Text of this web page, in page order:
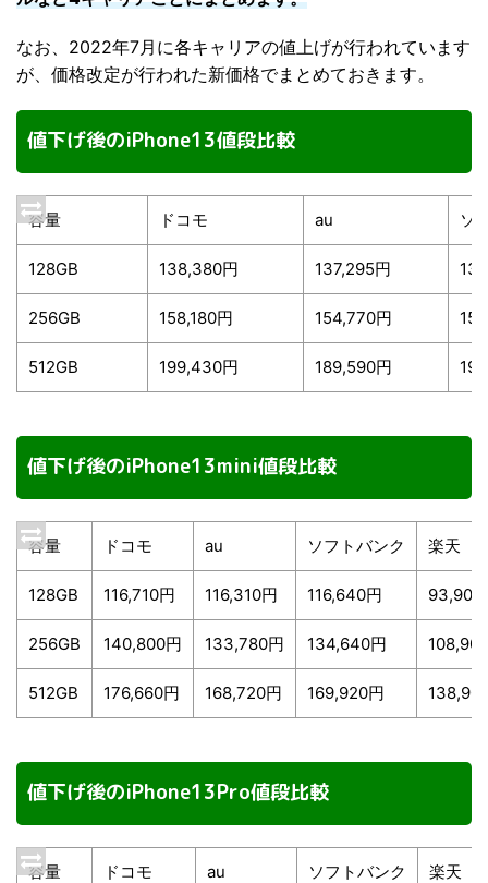
なお、2022年7月に各キャリアの値上げが行われています
が、価格改定が行われた新価格でまとめておきます。
値下げ後のiPhone13値段比較
容量 ドコモ au ソ
128GB 138,380円 137,295円
256GB 158,180円 154,770円
512GB 199,430円 189,590円
値下げ後のiPhone13mini値段比較
容量 ドコモ au ソフトバンク 楽天
128GB 116,710円 116,310円 116,640円 93,900
256GB 140,800円 133,780円 134,640円
512GB 176,660円 168,720円 169,920円
値下げ後のiPhone13Pro値段比較
容量 ドコモ au ソフトバンク 楽天